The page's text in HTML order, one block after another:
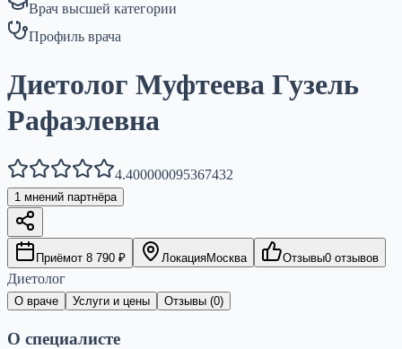
Врач высшей категории
Профиль врача
Диетолог Муфтеева Гузель
Рафаэлевна
4.400000095367432
1 мнений партнёра
Приёмот 8 790 ₽ ЛокацияМосква Отзывы0 отзывов
Диетолог
О враче Услуги и цены Отзывы (0)
О специалисте